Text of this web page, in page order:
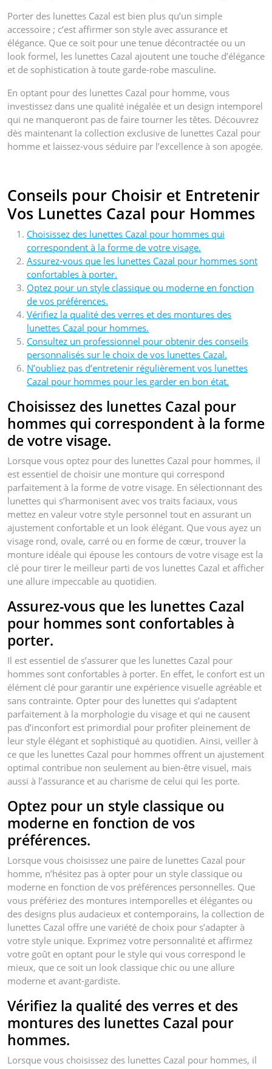
Porter des lunettes Cazal est bien plus qu’un simple
accessoire ; c’est affirmer son style avec assurance et
élégance. Que ce soit pour une tenue décontractée ou un
look formel, les lunettes Cazal ajoutent une touche d’élégance
et de sophistication à toute garde-robe masculine.
En optant pour des lunettes Cazal pour homme, vous
investissez dans une qualité inégalée et un design intemporel
qui ne manqueront pas de faire tourner les têtes. Découvrez
dès maintenant la collection exclusive de lunettes Cazal pour
homme et laissez-vous séduire par l’excellence à son apogée.
Conseils pour Choisir et Entretenir
Vos Lunettes Cazal pour Hommes
Choisissez des lunettes Cazal pour hommes qui
correspondent à la forme de votre visage.
Assurez-vous que les lunettes Cazal pour hommes sont
confortables à porter.
Optez pour un style classique ou moderne en fonction
de vos préférences.
Vérifiez la qualité des verres et des montures des
lunettes Cazal pour hommes.
Consultez un professionnel pour obtenir des conseils
personnalisés sur le choix de vos lunettes Cazal.
N’oubliez pas d’entretenir régulièrement vos lunettes
Cazal pour hommes pour les garder en bon état.
Choisissez des lunettes Cazal pour
hommes qui correspondent à la forme
de votre visage.
Lorsque vous optez pour des lunettes Cazal pour hommes, il
est essentiel de choisir une monture qui correspond
parfaitement à la forme de votre visage. En sélectionnant des
lunettes qui s’harmonisent avec vos traits faciaux, vous
mettez en valeur votre style personnel tout en assurant un
ajustement confortable et un look élégant. Que vous ayez un
visage rond, ovale, carré ou en forme de cœur, trouver la
monture idéale qui épouse les contours de votre visage est la
clé pour tirer le meilleur parti de vos lunettes Cazal et afficher
une allure impeccable au quotidien.
Assurez-vous que les lunettes Cazal
pour hommes sont confortables à
porter.
Il est essentiel de s’assurer que les lunettes Cazal pour
hommes sont confortables à porter. En effet, le confort est un
élément clé pour garantir une expérience visuelle agréable et
sans contrainte. Opter pour des lunettes qui s’adaptent
parfaitement à la morphologie du visage et qui ne causent
pas d’inconfort est primordial pour profiter pleinement de
leur style élégant et sophistiqué au quotidien. Ainsi, veiller à
ce que les lunettes Cazal pour hommes offrent un ajustement
optimal contribue non seulement au bien-être visuel, mais
aussi à l’assurance et au charisme de celui qui les porte.
Optez pour un style classique ou
moderne en fonction de vos
préférences.
Lorsque vous choisissez une paire de lunettes Cazal pour
homme, n’hésitez pas à opter pour un style classique ou
moderne en fonction de vos préférences personnelles. Que
vous préfériez des montures intemporelles et élégantes ou
des designs plus audacieux et contemporains, la collection de
lunettes Cazal offre une variété de choix pour s’adapter à
votre style unique. Exprimez votre personnalité et affirmez
votre goût en optant pour le style qui vous correspond le
mieux, que ce soit un look classique chic ou une allure
moderne et avant-gardiste.
Vérifiez la qualité des verres et des
montures des lunettes Cazal pour
hommes.
Lorsque vous choisissez des lunettes Cazal pour hommes, il